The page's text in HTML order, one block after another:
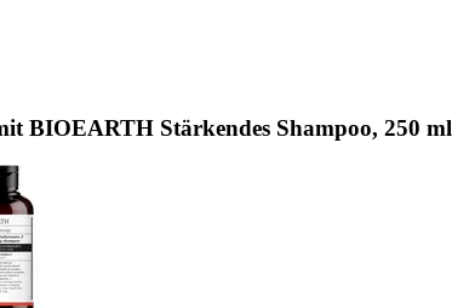
BIOEARTH Stärkendes Shampoo, 250 ml